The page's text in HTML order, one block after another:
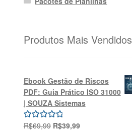
Produtos Mais Vendidos
Ebook Gestão de Riscos
PDF: Guia Prático ISO 31000
| SOUZA Sistemas
Avaliação
R$69,99 O
R$39,99O